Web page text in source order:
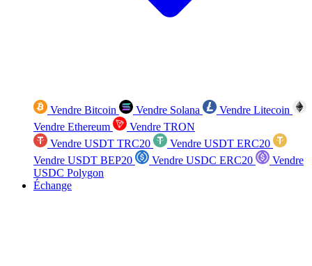
Vendre Bitcoin Vendre Solana
Vendre Litecoin
Vendre Ethereum
Vendre TRON
Vendre USDT TRC20
Vendre USDT ERC20
Vendre USDT BEP20
Vendre USDC ERC20
Vendre
USDC Polygon
Échange